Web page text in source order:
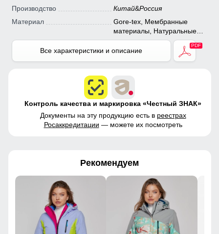
Производство
Китай&Россия
Материал
Gore-tex, Мембранные
материалы, Натуральные
материалы, Полиэстер,
Плащевка, Тефлон, Болонь,
Экологичные материалы
Все характеристики и описание
Контроль качества и маркировка «Честный ЗНАК»
Документы на эту продукцию есть в реестрах
Росаккредитации — можете их посмотреть
Рекомендуем